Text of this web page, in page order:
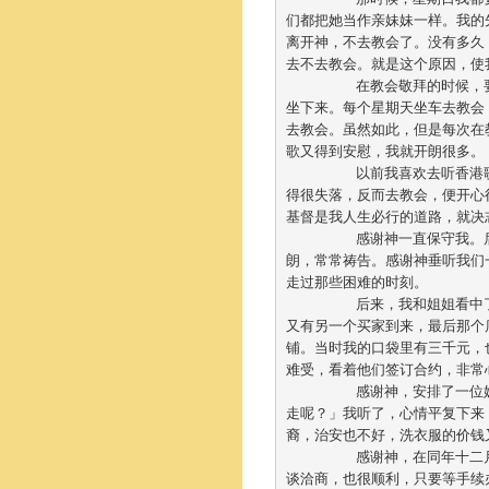
们都把她当作亲妹妹一样。我
离开神，不去教会了。没有多
去不去教会。就是这个原因，
	在教会敬拜的时候，要站立唱诗歌，我偏坐着不动；要坐下时，我偏要站起来；让我先生把我拉着，才
坐下来。每个星期天坐车去教
去教会。虽然如此，但是每次
歌又得到安慰，我就开朗很多。
得很失落，反而去教会，便开
基督是我人生必行的道路，就
	感谢神一直保守我。后来，发现身体的健康有问题，常会头痛和心跳。但我要积极面对，心情也很开
朗，常常祷告。感谢神垂听我
走过那些困难的时刻。
又有另一个买家到来，最后那
铺。当时我的口袋里有三千元
难受，看着他们签订合约，非
	感谢神，安排了一位姊妹安慰我。她对我说：「如果是神的心意，要把那间铺给你来做生意，谁可以取
走呢？」我听了，心情平复下
裔，治安也不好，洗衣服的价
	感谢神，在同年十二月，神就安排另一间较大的，条件样样都比先前看的那一间洗衣店好。便跟店主面
谈洽商，也很顺利，只要等手